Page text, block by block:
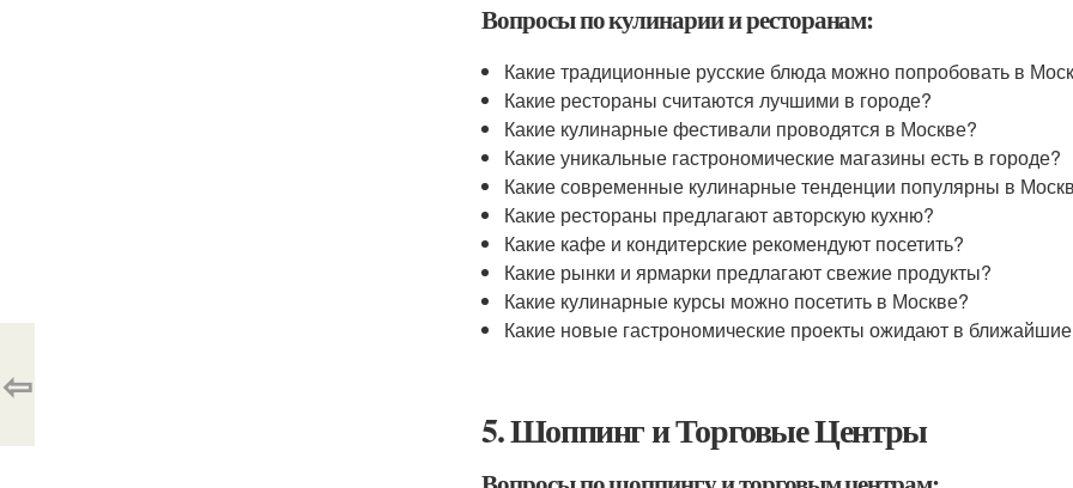
Вопросы по кулинарии и ресторанам:
Какие традиционные русские блюда можно попробовать в
Какие рестораны считаются лучшими в городе?
Какие кулинарные фестивали проводятся в Москве?
Какие уникальные гастрономические магазины есть в городе?
Какие современные кулинарные тенденции популярны в
Какие рестораны предлагают авторскую кухню?
Какие кафе и кондитерские рекомендуют посетить?
Какие рынки и ярмарки предлагают свежие продукты?
Какие кулинарные курсы можно посетить в Москве?
Какие новые гастрономические проекты ожидают в
5. Шоппинг и Торговые Центры
⇦